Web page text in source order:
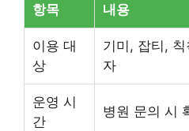
항목 내용
이용 대
상
기미, 잡티,
자
운영 시
간
병원 문의 시